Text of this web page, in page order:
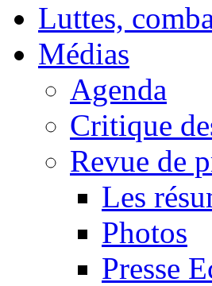
Luttes,
Médias
Agenda
Critique
Revue de
Les
Photos
Presse